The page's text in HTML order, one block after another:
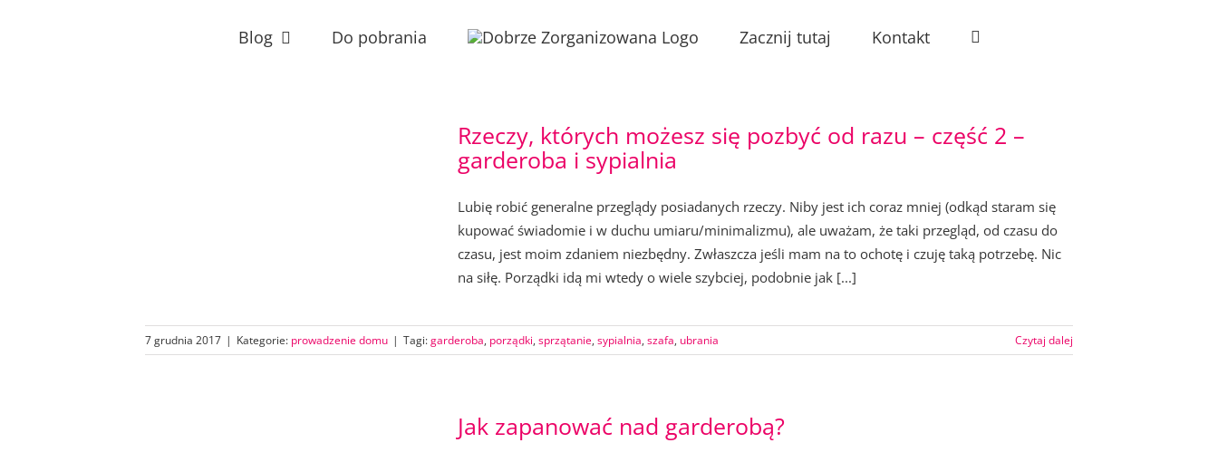
Blog Do pobrania Zacznij tutaj Kontakt
Rzeczy, których możesz się pozbyć od razu – część 2 –
garderoba i sypialnia
Lubię robić generalne przeglądy posiadanych rzeczy. Niby jest ich coraz mniej (odkąd staram się
kupować świadomie i w duchu umiaru/minimalizmu), ale uważam, że taki przegląd, od czasu do
czasu, jest moim zdaniem niezbędny. Zwłaszcza jeśli mam na to ochotę i czuję taką potrzebę. Nic
na siłę. Porządki idą mi wtedy o wiele szybciej, podobnie jak [...]
7 grudnia 2017 | Kategorie: prowadzenie domu | Tagi:garderoba, porządki, sprzątanie, sypialnia, szafa, ubrania Czytaj dalej
Jak zapanować nad garderobą?